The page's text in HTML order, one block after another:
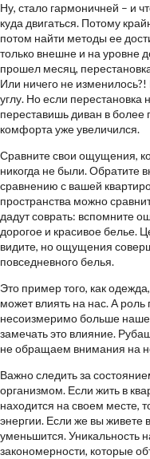
Ну, стало гармоничней – и
куда двигаться. Потому
потом найти методы ее
только внешне и на уровне
прошел месяц,
Или ничего не изменилось?!
углу. Но если перестановка
переставишь диван в более
комфорта уже увеличился.
Сравните свои ощущения,
никогда не были. Обратите
сравнению с вашей
пространства можно
дадут соврать: вспомните
дорогое и красивое белье.
видите, но ощущения
повседневного белья.
Это пример того, как
может влиять на нас. А
несоизмеримо больше
замечать это влияние.
не обращаем внимания на
Важно следить за
организмом. Если жить в
находится на своем месте,
энергии. Если же вы живете
уменьшится. Уникальность
закономерности, которые